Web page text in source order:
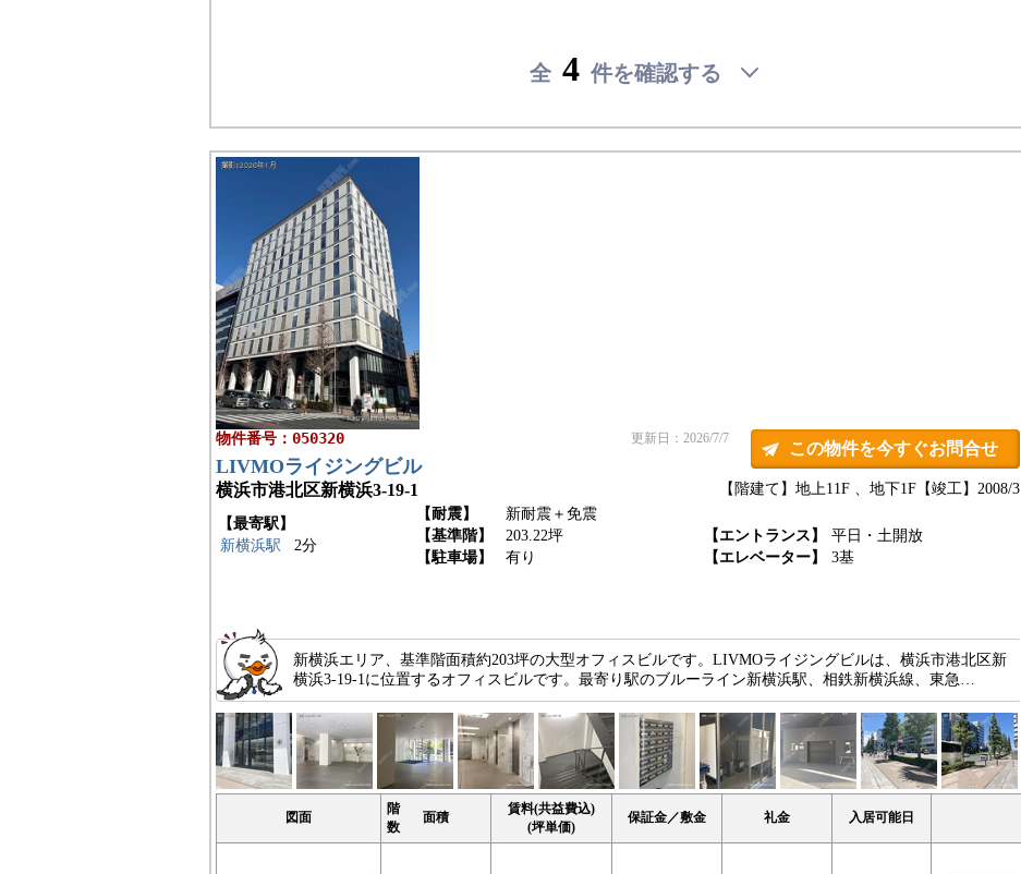
全 4 件を確認する
物件番号：050320 更新日：2026/7/7
この物件を今すぐお問合せ
LIVMOライジングビル
横浜市港北区新横浜3-19-1 【竣工】2008/3
【階建て】地上11F 、地下1F
【最寄駅】
新横浜駅
2分
【耐震】
新耐震＋免震
【基準階】
203.22坪 【エントランス】
平日・土開放
【駐車場】
有り 【エレベーター】 3基
新横浜エリア、基準階面積約203坪の大型オフィスビルです。LIVMOライジングビルは、横浜市港北区新
横浜3-19-1に位置するオフィスビルです。最寄り駅のブルーライン新横浜駅、相鉄新横浜線、東急…
図面
階
数
面積
賃料(共益費込)
(坪単価)
保証金／敷金 礼金 入居可能日